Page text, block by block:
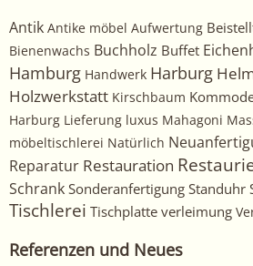
Antik Antike möbel Aufwertung
Bienenwachs Buchholz Buffet
Hamburg Handwerk Harburg
Holzwerkstatt Kirschbaum
Harburg Lieferung luxus Mahagoni
möbeltischlerei Natürlich
Reparatur Restauration
Schrank Sonderanfertigung Standuhr
Tischlerei Tischplatte verleimung
Referenzen und Neues